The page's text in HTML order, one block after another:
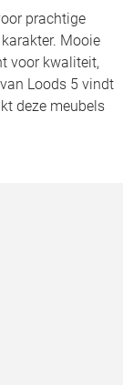
prachtige
Mooie
voor kwaliteit,
Loods 5 vindt
deze meubels